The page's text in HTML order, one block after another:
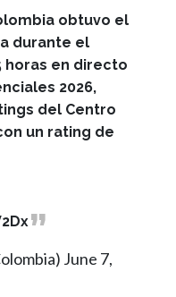
obtuvo el
durante el
horas en directo
2026,
del Centro
un rating de
June 7,